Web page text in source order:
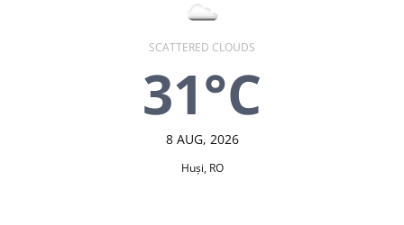
SCATTERED CLOUDS
31°C
8 AUG, 2026
Huşi, RO